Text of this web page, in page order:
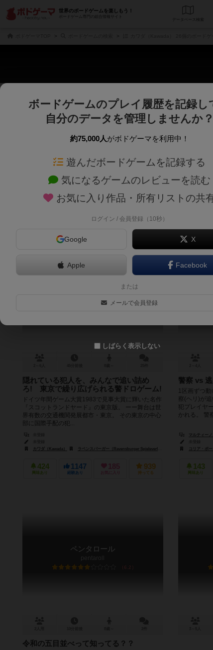
世界のボードゲームを楽しもう！
ボードゲーム専門の総合情報サイト
データベー
じっくり表示
商品名、商品説明文、デザイナー名、テーマ名、メカニクス名を対象にフ
ゲームデザイナー名を指
ゲームデザイナー
対象年齢を指定します。 世界観や
テーマ/フ
スコットランドヤード：東京
6.2
隠れている犯人を、みんなで追い詰め
ろ! 東京で繰り広げられる警ドロゲーム!
ドイツ年間ゲーム大賞1983で見事大賞に輝いた名作
『スコットランドヤード』の東京版。 ーー舞台は世
界有数の交通機関発展都市・東京。 その東京の中心
部に国際手配の犯...
カワダ（Kawada）
ラベンスバーガー（Ravensburger Spieleverlag GmbH）
424
興味あり
1147
経験あり
185
お気に入り
939
持ってる
警察 vs
1区画ずつ
察(ヘリ)が
犯プレイヤ
かれる。 警
マルティー
コリア・ボ
143
興味あり
ペンタロール
pentaroll
6.2
令和の五目並べって知ってる？？
ボードゲームのプレイ履歴を記録し
自分のデータを管理しませんか？
約75,000人がボドゲーマを利用中！
遊んだボードゲームを記録する
気になるゲームのレビューを読む
お気に入り作品・所有リストの共
ログイン / 会員登録（10秒）
Google X
Apple Facebook
または
メールで会員登録
しばらく表示しない